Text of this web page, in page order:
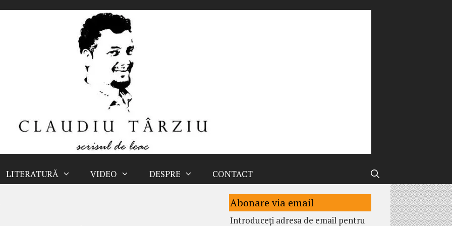
LITERATURĂ VIDEO DESPRE CONTACT
Abonare via email
Introduceți adresa de email pentru